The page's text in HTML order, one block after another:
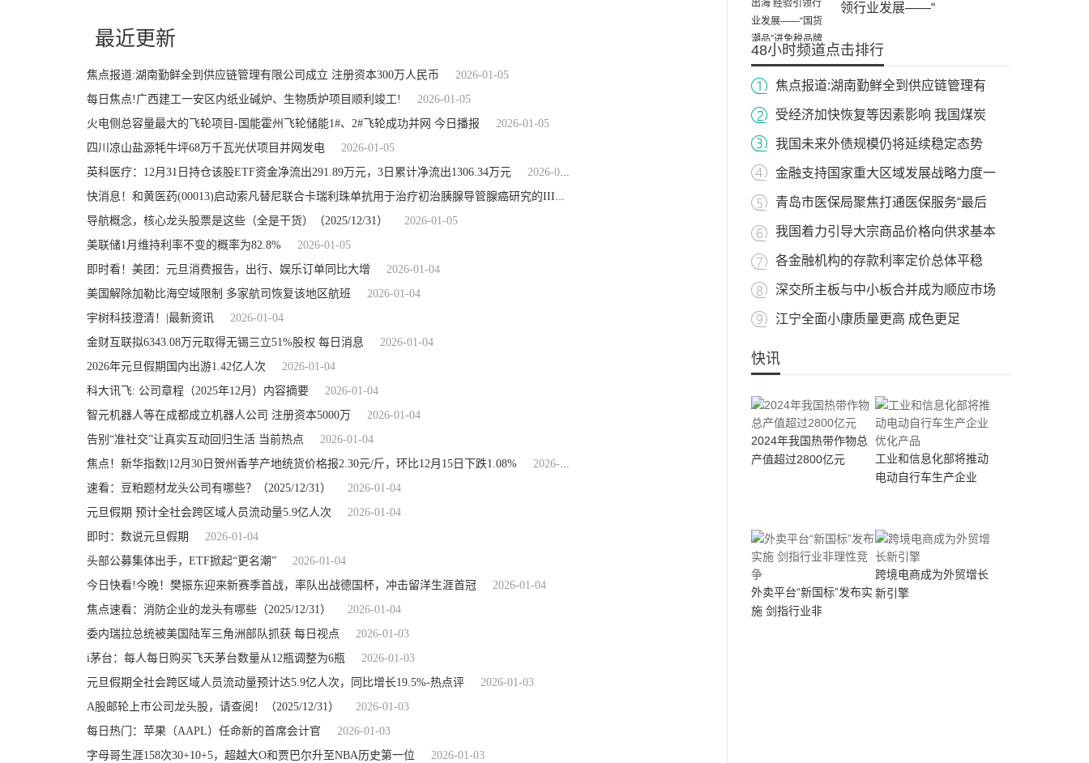
最近更新
焦点报道:湖南勤鲜全到供应链管理有限公司成立 注册资本300万人民币
2026-01-05
每日焦点!广西建工一安区内纸业碱炉、生物质炉项目顺利竣工!
2026-01-05
火电侧总容量最大的飞轮项目-国能霍州飞轮储能1#、2#飞轮成功并网 今日播报
2026-01-05
四川凉山盐源牦牛坪68万千瓦光伏项目并网发电
2026-01-05
英科医疗：12月31日持仓该股ETF资金净流出291.89万元，3日累计净流出1306.34万元
2026-01-05
快消息！和黄医药(00013)启动索凡替尼联合卡瑞利珠单抗用于治疗初治胰腺导管腺癌研究的III期阶段
导航概念，核心龙头股票是这些（全是干货）（2025/12/31）
2026-01-05
美联储1月维持利率不变的概率为82.8%
2026-01-05
即时看！美团：元旦消费报告，出行、娱乐订单同比大增
2026-01-04
美国解除加勒比海空域限制 多家航司恢复该地区航班
2026-01-04
宇树科技澄清！|最新资讯
2026-01-04
金财互联拟6343.08万元取得无锡三立51%股权 每日消息
2026-01-04
2026年元旦假期国内出游1.42亿人次
2026-01-04
科大讯飞: 公司章程（2025年12月）内容摘要
2026-01-04
智元机器人等在成都成立机器人公司 注册资本5000万
2026-01-04
告别“准社交”让真实互动回归生活 当前热点
2026-01-04
焦点！新华指数|12月30日贺州香芋产地统货价格报2.30元/斤，环比12月15日下跌1.08%
2026-01-04
速看：豆粕题材龙头公司有哪些？（2025/12/31）
2026-01-04
元旦假期 预计全社会跨区域人员流动量5.9亿人次
2026-01-04
即时：数说元旦假期
2026-01-04
头部公募集体出手，ETF掀起“更名潮”
2026-01-04
今日快看!今晚！樊振东迎来新赛季首战，率队出战德国杯，冲击留洋生涯首冠
2026-01-04
焦点速看：消防企业的龙头有哪些（2025/12/31）
2026-01-04
委内瑞拉总统被美国陆军三角洲部队抓获 每日视点
2026-01-03
i茅台：每人每日购买飞天茅台数量从12瓶调整为6瓶
2026-01-03
元旦假期全社会跨区域人员流动量预计达5.9亿人次，同比增长19.5%-热点评
2026-01-03
A股邮轮上市公司龙头股，请查阅！（2025/12/31）
2026-01-03
每日热门：苹果（AAPL）任命新的首席会计官
2026-01-03
字母哥生涯158次30+10+5，超越大O和贾巴尔升至NBA历史第一位
2026-01-03
领行业发展——“
48小时频道点击排行
焦点报道:湖南勤鲜全到供应链管理有
受经济加快恢复等因素影响 我国煤炭
我国未来外债规模仍将延续稳定态势
金融支持国家重大区域发展战略力度一
青岛市医保局聚焦打通医保服务“最后
我国着力引导大宗商品价格向供求基本
各金融机构的存款利率定价总体平稳
深交所主板与中小板合并成为顺应市场
江宁全面小康质量更高 成色更足
快讯
2024年我国热带作物总
产值超过2800亿元
工业和信息化部将推动
电动自行车生产企业
外卖平台“新国标”发布实
施 剑指行业非
跨境电商成为外贸增长
新引擎